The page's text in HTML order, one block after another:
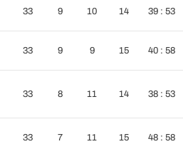
33 9 10 14 39 : 53
33 9 9 15 40 : 58
33 8 11 14 38 : 53
33 7 11 15 48 : 58